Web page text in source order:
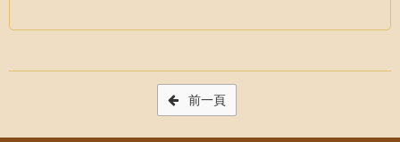
Post navigation
前一頁